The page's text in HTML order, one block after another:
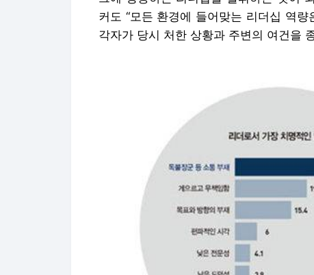
커도 “모든 환경에 들어맞는 리더십 역
각자가 당시 처한 상황과 주변의 여건을